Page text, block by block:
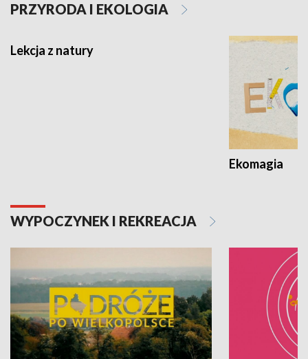
PRZYRODA I EKOLOGIA
Lekcja z natury
Ekomagia
WYPOCZYNEK I REKREACJA